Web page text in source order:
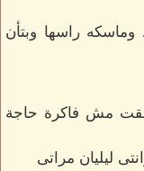
وماسكه راسها وبتأن
فقت مش فاكرة حاجة
ليليان مراتى